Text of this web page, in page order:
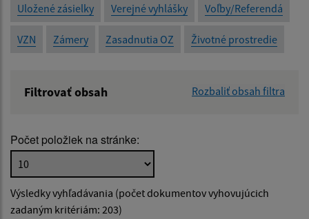
Uložené zásielky Verejné vyhlášky Voľby/Referendá
VZN Zámery Zasadnutia OZ Životné prostredie
Filtrovať obsah Rozbaliť obsah filtra
Popis:
Dátum zverejnenia od:
Počet položiek na stránke:
Výsledky vyhľadávania (počet dokumentov vyhovujúcich
zadaným kritériám: 203)